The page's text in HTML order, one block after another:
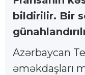
bildirilir. Bir
Azərbaycan
əməkdaşları